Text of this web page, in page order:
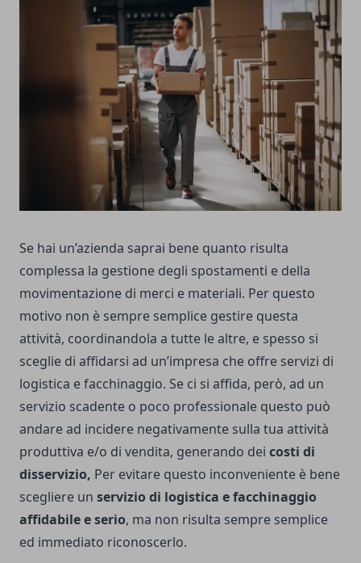
Se hai un’azienda saprai bene quanto risulta
complessa la gestione degli spostamenti e della
movimentazione di merci e materiali. Per questo
motivo non è sempre semplice gestire questa
attività, coordinandola a tutte le altre, e spesso si
sceglie di affidarsi ad un’impresa che offre servizi di
logistica e facchinaggio. Se ci si affida, però, ad un
servizio scadente o poco professionale questo può
andare ad incidere negativamente sulla tua attività
produttiva e/o di vendita, generando dei costi di
disservizio, Per evitare questo inconveniente è bene
scegliere un servizio di logistica e facchinaggio
affidabile e serio, ma non risulta sempre semplice
ed immediato riconoscerlo.